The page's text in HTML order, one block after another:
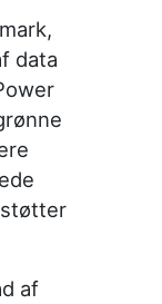
data
øtter
af